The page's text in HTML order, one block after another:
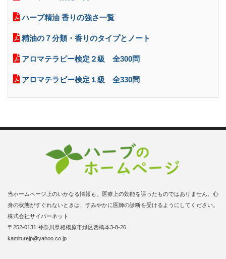
ハーブ精油 香りの強さ一覧
精油の７分類・香りのタイプとノート
アロマテラピー検定２級 全300問
アロマテラピー検定１級 全330問
当ホームページ上のいかなる情報も、医療上の効能を謳ったものではありません。心
身の状態がすぐれないときは、すみやかに医師の診断を受けるようにしてください。
株式会社サイバーネット
〒252-0131 神奈川県相模原市緑区西橋本3-8-26
kamiturejp@yahoo.co.jp